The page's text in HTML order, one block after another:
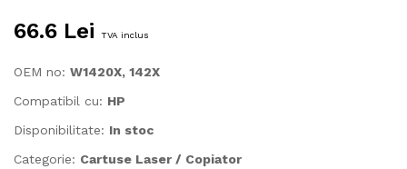
66.6 Lei TVA inclus
OEM no: W1420X, 142X
Compatibil cu: HP
Disponibilitate: In stoc
Categorie: Cartuse Laser / Copiator